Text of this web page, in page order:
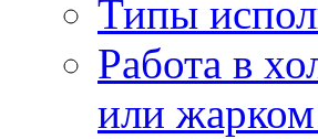
Типы
Работа в
или